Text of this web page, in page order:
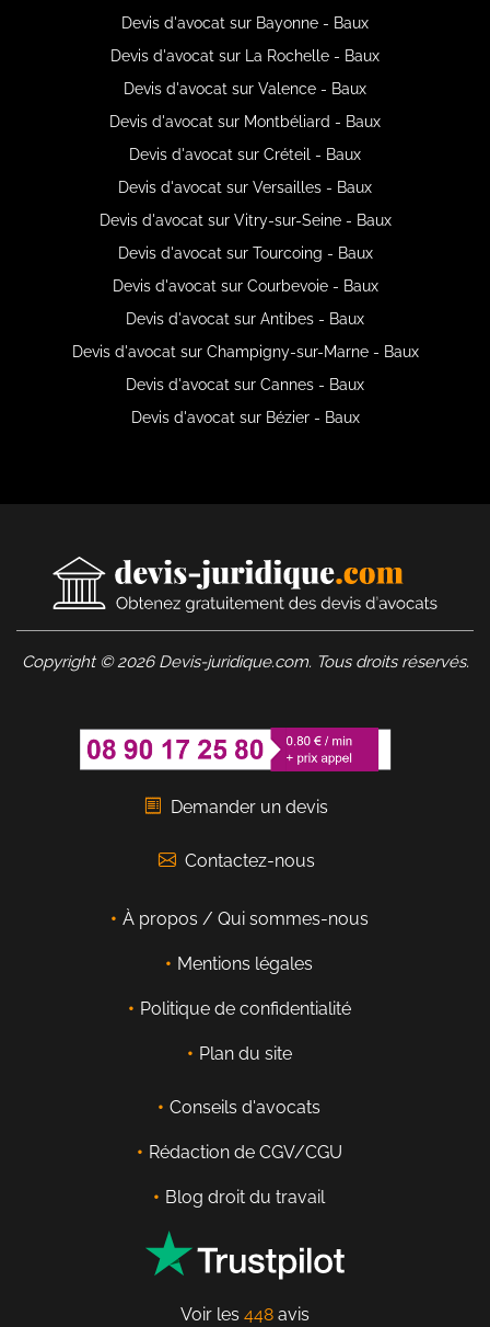
Devis d'avocat sur Bayonne - Baux
Devis d'avocat sur La Rochelle - Baux
Devis d'avocat sur Valence - Baux
Devis d'avocat sur Montbéliard - Baux
Devis d'avocat sur Créteil - Baux
Devis d'avocat sur Versailles - Baux
Devis d'avocat sur Vitry-sur-Seine - Baux
Devis d'avocat sur Tourcoing - Baux
Devis d'avocat sur Courbevoie - Baux
Devis d'avocat sur Antibes - Baux
Devis d'avocat sur Champigny-sur-Marne - Baux
Devis d'avocat sur Cannes - Baux
Devis d'avocat sur Bézier - Baux
Copyright © 2026 Devis-juridique.com. Tous droits réservés.
Demander un devis
Contactez-nous
À propos / Qui sommes-nous
Mentions légales
Politique de confidentialité
Plan du site
Conseils d'avocats
Rédaction de CGV/CGU
Blog droit du travail
Voir les 448 avis